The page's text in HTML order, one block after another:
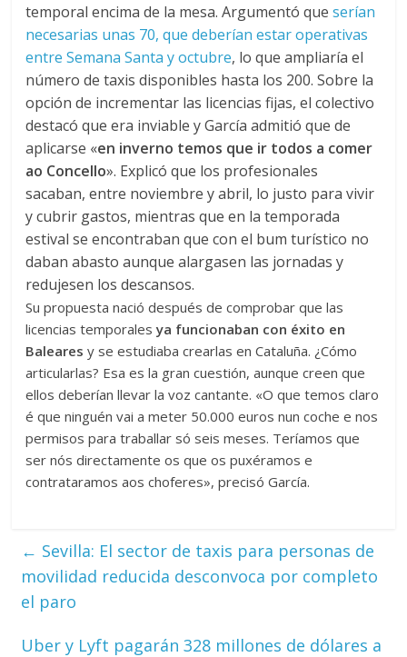
temporal encima de la mesa. Argumentó queserían
necesarias unas 70, que deberían estar operativas
entre Semana Santa y octubre, lo que ampliaría el
número de taxis disponibles hasta los 200. Sobre la
opción de incrementar las licencias fijas, el colectivo
destacó que era inviable y García admitió que de
aplicarse «en inverno temos que ir todos a comer
ao Concello». Explicó que los profesionales
sacaban, entre noviembre y abril, lo justo para vivir
y cubrir gastos, mientras que en la temporada
estival se encontraban que con el bum turístico no
daban abasto aunque alargasen las jornadas y
redujesen los descansos.
Su propuesta nació después de comprobar que las
licencias temporalesya funcionaban con éxito en
Baleares y se estudiaba crearlas en Cataluña. ¿Cómo
articularlas? Esa es la gran cuestión, aunque creen que
ellos deberían llevar la voz cantante. «O que temos claro
é que ninguén vai a meter 50.000 euros nun coche e nos
permisos para traballar só seis meses. Teríamos que
ser nós directamente os que os puxéramos e
contrataramos aos choferes», precisó García.
← Sevilla: El sector de taxis para personas de
movilidad reducida desconvoca por completo
el paro
Uber y Lyft pagarán 328 millones de dólares a